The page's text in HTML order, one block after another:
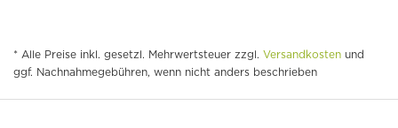
* Alle Preise inkl. gesetzl. Mehrwertsteuer zzgl. Versandkosten und
ggf. Nachnahmegebühren, wenn nicht anders beschrieben